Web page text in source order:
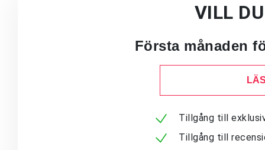
VILL
Första månaden
Tillgång till
Tillgång till